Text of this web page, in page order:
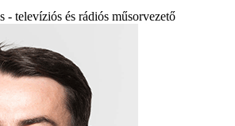
- televíziós és rádiós műsorvezető